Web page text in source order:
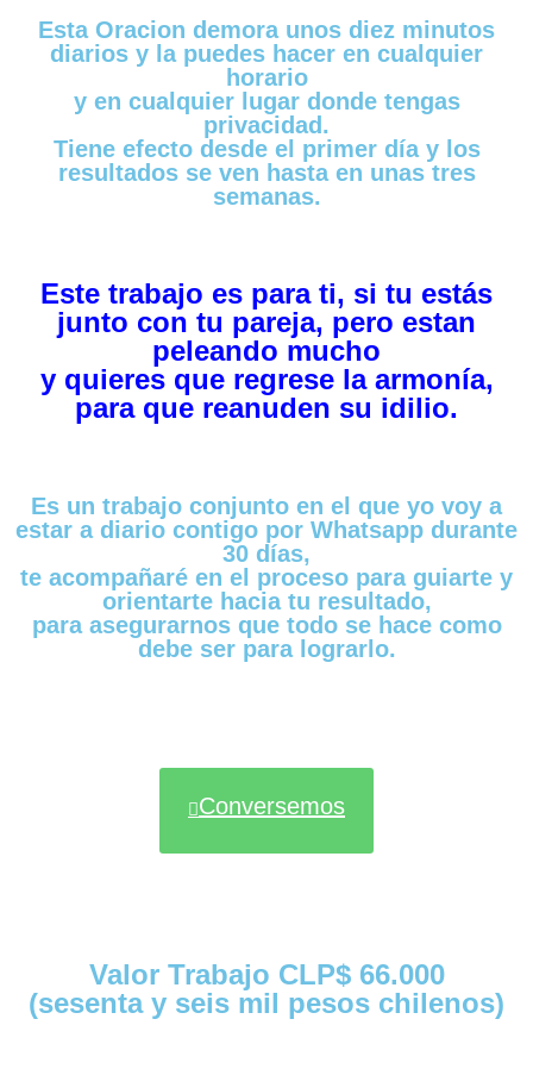
Esta Oracion demora unos diez minutos
diarios y la puedes hacer en cualquier
horario
y en cualquier lugar donde tengas
privacidad.
Tiene efecto desde el primer día y los
resultados se ven hasta en unas tres
semanas.
Este trabajo es para ti, si tu estás
junto con tu pareja, pero estan
peleando mucho
y quieres que regrese la armonía,
para que reanuden su idilio.
Es un trabajo conjunto en el que yo voy a
estar a diario contigo por Whatsapp durante
30 días,
te acompañaré en el proceso para guiarte y
orientarte hacia tu resultado,
para asegurarnos que todo se hace como
debe ser para lograrlo.
Conversemos
Valor Trabajo CLP$ 66.000
(sesenta y seis mil pesos chilenos)